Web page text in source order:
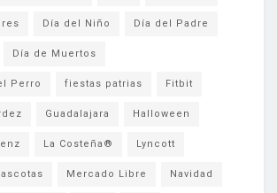
Día del Niño Día del Padre
Día de Muertos
Perro fiestas patrias Fitbit
Guadalajara Halloween
La Costeña® Lyncott
Mercado Libre Navidad